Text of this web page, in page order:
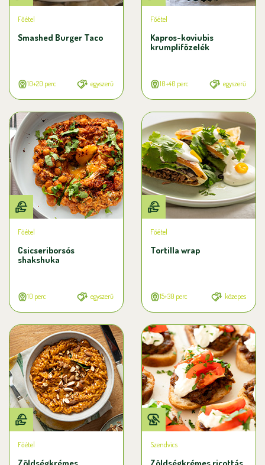
Főétel
Smashed Burger Taco
10+20 perc egyszerű
Főétel
Kapros-koviubis
krumplifőzelék
10+40 perc egyszerű
Főétel
Csicseriborsós
shakshuka
10 perc egyszerű
Főétel
Tortilla wrap
15+30 perc közepes
Főétel Szendvics